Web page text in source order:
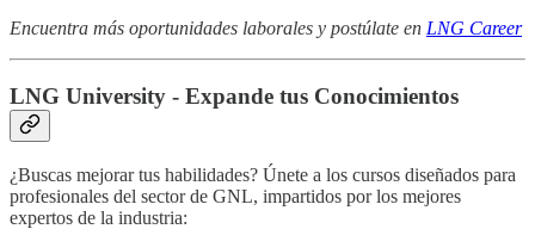
Encuentra más oportunidades laborales y postúlate en LNG Career
LNG University - Expande tus Conocimientos
¿Buscas mejorar tus habilidades? Únete a los cursos diseñados para
profesionales del sector de GNL, impartidos por los mejores
expertos de la industria: